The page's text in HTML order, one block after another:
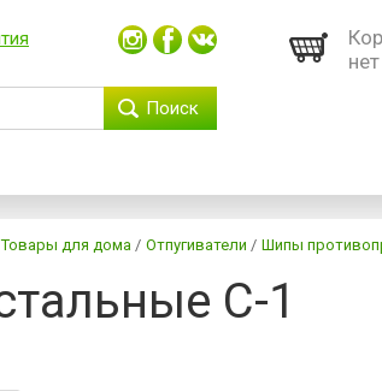
Поиск
Товары для дома / Отпугиватели / Шипы
С-1